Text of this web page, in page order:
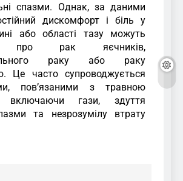
спазми. Однак, за даними
дискомфорт і біль у
або області тазу можуть
про рак яєчників,
раку або раку
Це часто супроводжується
пов’язаними з травною
включаючи гази, здуття
та незрозумілу втрату